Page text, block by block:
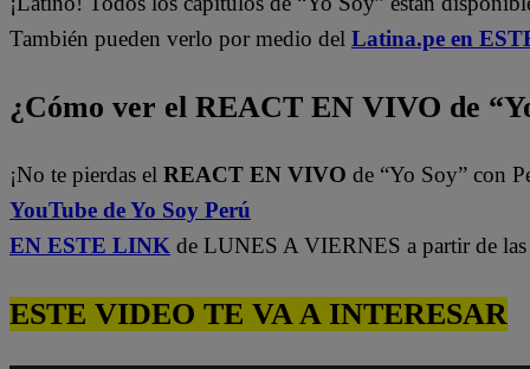
También pueden verlo por medio del Latina.pe en
¿Cómo ver el REACT EN VIVO de
¡No te pierdas el REACT EN VIVO de “Yo Soy” con
YouTube de Yo Soy Perú
EN ESTE LINK de LUNES A VIERNES a partir de
ESTE VIDEO TE VA A INTERESAR